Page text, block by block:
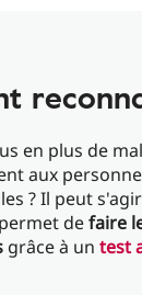
en plus de
aux
? Il peut
defaire
grâce à un test